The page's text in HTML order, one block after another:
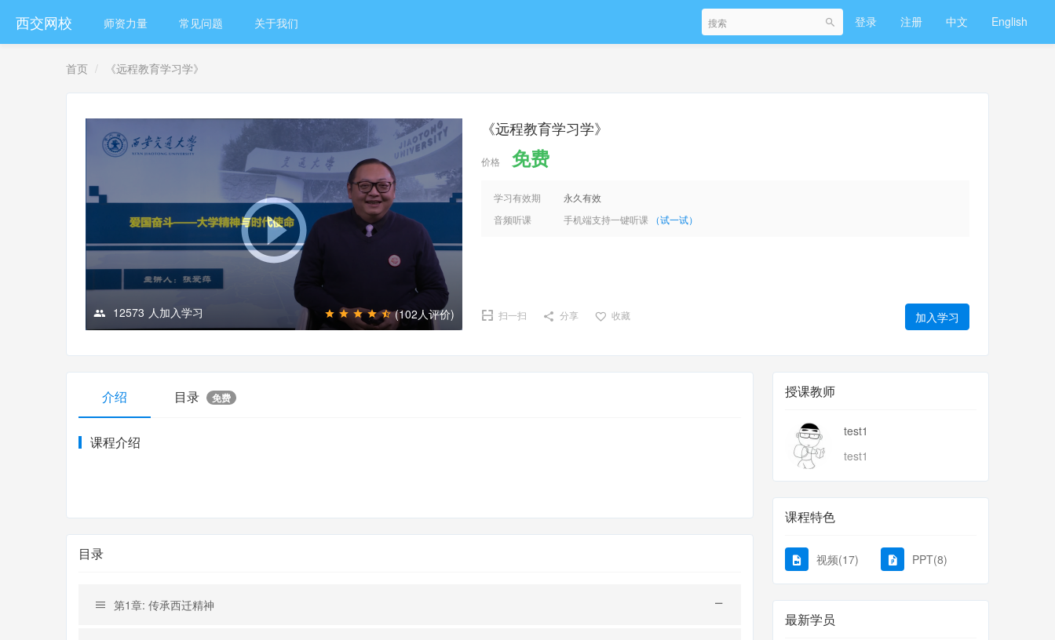
西交网校 师资力量 常见问题 关于我们 登录 注册 中文 English
首页 《远程教育学习学》
12573 人加入学习 (102人评价)
《远程教育学习学》
价格 免费
学习有效期
永久有效
音频听课
手机端支持一键听课 （试一试）
扫一扫 分享 收藏 加入学习
介绍 目录 免费
课程介绍
目录
第1章: 传承西迁精神
授课教师
test1
test1
课程特色
视频(17) PPT(8)
最新学员